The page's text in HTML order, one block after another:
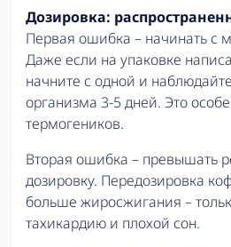
Дозировка:
Первая ошибка – начинать с
Даже если на упаковке
начните с одной и
организма 3-5 дней. Это
термогеников.
Вторая ошибка – превышать
дозировку. Передозировка
больше жиросжигания –
тахикардию и плохой сон.